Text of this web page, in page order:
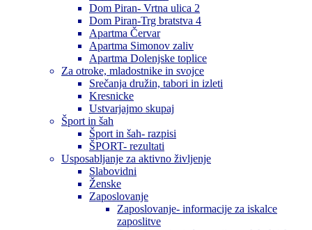
Dom Piran- Vrtna ulica 2
Dom Piran-Trg bratstva 4
Apartma Červar
Apartma Simonov zaliv
Apartma Dolenjske toplice
Za otroke, mladostnike in svojce
Srečanja družin, tabori in izleti
Kresnicke
Ustvarjajmo skupaj
Šport in šah
Šport in šah- razpisi
ŠPORT- rezultati
Usposabljanje za aktivno življenje
Slabovidni
Ženske
Zaposlovanje
Zaposlovanje- informacije za iskalce
zaposlitve